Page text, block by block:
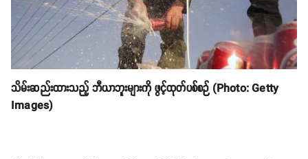
သိမ်းဆည်းထားသည့် ဘီယာဘူးများကို ဖွင့်ထုတ်ပစ်စဉ် (Photo: Getty
Images)